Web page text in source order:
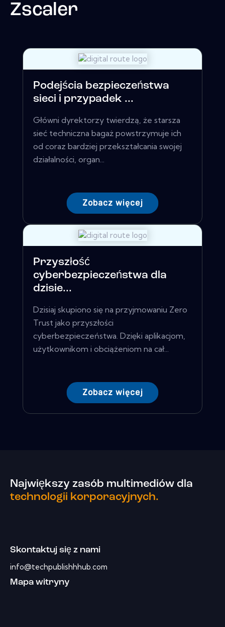
Zscaler
Podejścia bezpieczeństwa
sieci i przypadek ...
Główni dyrektorzy twierdzą, że starsza
sieć techniczna bagaż powstrzymuje ich
od coraz bardziej przekształcania swojej
działalności, organ...
Zobacz więcej
Przyszłość
cyberbezpieczeństwa dla
dzisie...
Dzisiaj skupiono się na przyjmowaniu Zero
Trust jako przyszłości
cyberbezpieczeństwa. Dzięki aplikacjom,
użytkownikom i obciążeniom na cał...
Zobacz więcej
Największy zasób multimediów dla
technologii korporacyjnych.
Skontaktuj się z nami
info@techpublishhhub.com
Mapa witryny